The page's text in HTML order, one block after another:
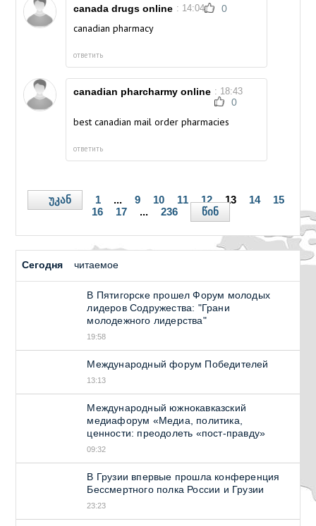
canada drugs online : 14:04 0
canadian pharmacy
ответить
canadian pharcharmy online : 18:43
0
best canadian mail order pharmacies
ответить
უკან 1 ... 9 10 11 12 13 14
15
16
17 ... 236 წინ
Сегодня читаемое
В Пятигорске прошел Форум молодых
лидеров Содружества: "Грани
молодежного лидерства"
19:58
Международный форум Победителей
13:13
Международный южнокавказский
медиафорум «Медиа, политика,
ценности: преодолеть «пост-правду»
09:32
В Грузии впервые прошла конференция
Бессмертного полка России и Грузии
23:23